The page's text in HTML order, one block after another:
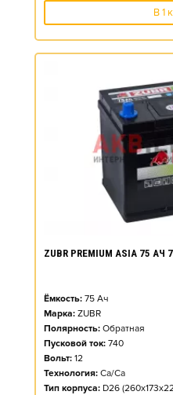
В 1
ZUBR PREMIUM ASIA 75
Ёмкость: 75 Ач
Марка: ZUBR
Полярность: Обратная
Пусковой ток: 740
Вольт: 12
Технология: Ca/Ca
Тип корпуса: D26